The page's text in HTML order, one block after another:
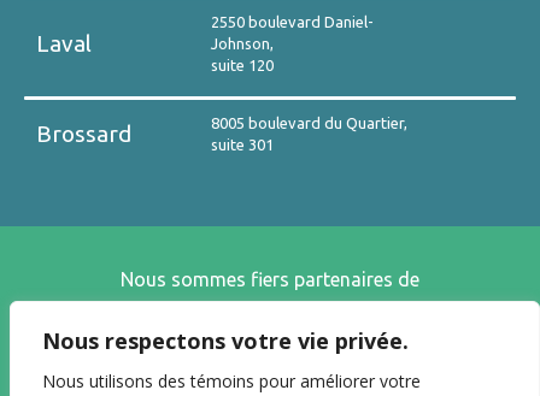
Nous respectons votre vie privée.
Nous utilisons des témoins pour améliorer votre
Laval
2550 boulevard Daniel-
Johnson,
suite 120
Brossard
8005 boulevard du Quartier,
suite 301
Nous sommes fiers partenaires de